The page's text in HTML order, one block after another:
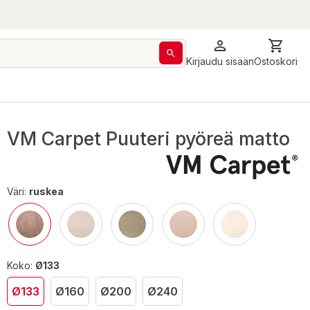
Kirjaudu sisäänOstoskori
VM Carpet Puuteri pyöreä matto
Väri: ruskea
Koko: Ø133
Ø133 Ø160 Ø200 Ø240